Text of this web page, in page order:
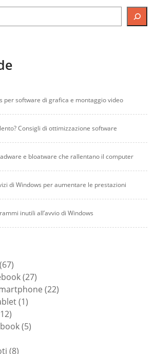
per software di grafica e montaggio video
Consigli di ottimizzazione software
e bloatware che rallentano il computer
di Windows per aumentare le prestazioni
inutili all’avvio di Windows
6767
prodotti
2727
prodotti
2222
11
1212
prodotti
55
88